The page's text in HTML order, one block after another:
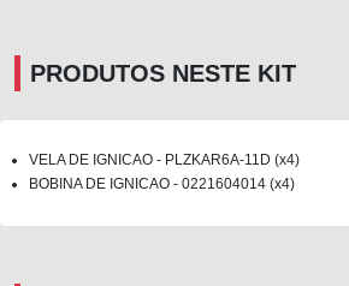
PRODUTOS NESTE KIT
VELA DE IGNICAO - PLZKAR6A-11D (x4)
BOBINA DE IGNICAO - 0221604014 (x4)